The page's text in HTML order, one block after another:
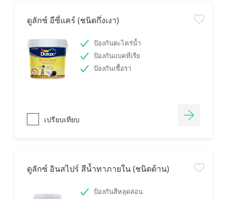
ดูลักซ์ อีซี่แคร์ (ชนิดกึ่งเงา)
ป้องกันตะไคร่น้ำ
ป้องกันแบคทีเรีย
ป้องกันเชื้อรา
เปรียบเทียบ
ดูลักซ์ อินสไปร์ สีน้ำทาภายใน (ชนิดด้าน)
ป้องกันสีหลุดล่อน